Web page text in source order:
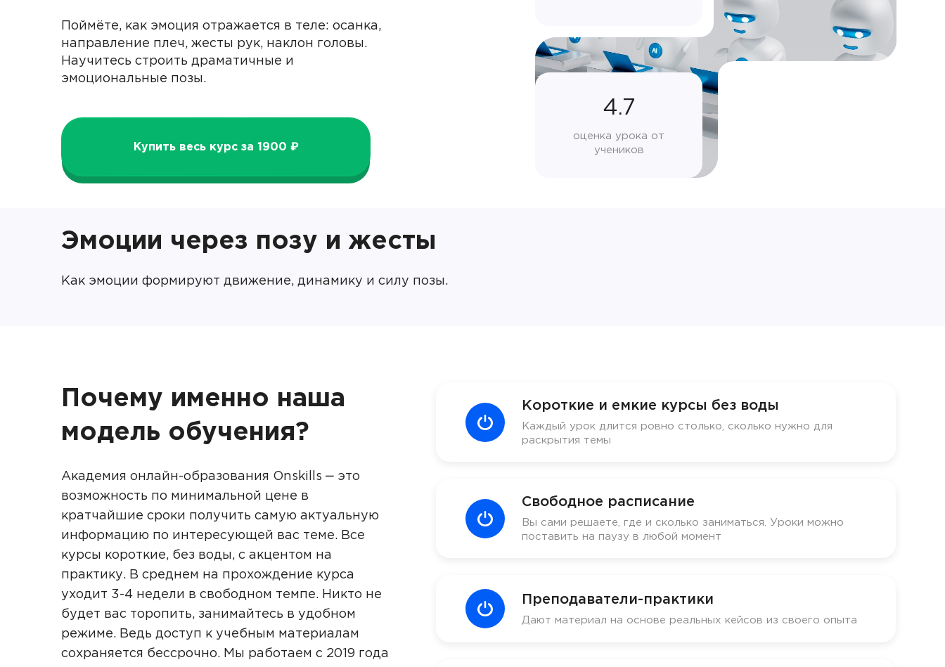
Поймёте, как эмоция отражается в теле: осанка,
направление плеч, жесты рук, наклон головы.
Научитесь строить драматичные и
эмоциональные позы.
Купить весь курс за 1900 ₽
4.7
оценка урока от
учеников
Эмоции через позу и жесты
Как эмоции формируют движение, динамику и силу позы.
Почему именно наша
модель обучения?
Академия онлайн-образования Onskills ‒ это
возможность по минимальной цене в
кратчайшие сроки получить самую актуальную
информацию по интересующей вас теме. Все
курсы короткие, без воды, с акцентом на
практику. В среднем на прохождение курса
уходит 3-4 недели в свободном темпе. Никто не
будет вас торопить, занимайтесь в удобном
режиме. Ведь доступ к учебным материалам
сохраняется бессрочно. Мы работаем с 2019 года
Короткие и емкие курсы без воды
Каждый урок длится ровно столько, сколько нужно для
раскрытия темы
Свободное расписание
Вы сами решаете, где и сколько заниматься. Уроки можно
поставить на паузу в любой момент
Преподаватели-практики
Дают материал на основе реальных кейсов из своего опыта